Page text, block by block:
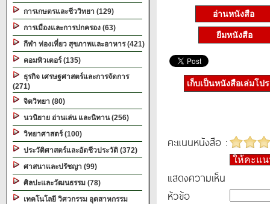
การเกษตรและชีววิทยา (129)
การเมืองและการปกครอง (63)
กีฬา ท่องเที่ยว สุขภาพและอาหาร (421)
คอมพิวเตอร์ (135)
ธุรกิจ เศรษฐศาสตร์และการจัดการ
(271)
จิตวิทยา (80)
นวนิยาย อ่านเล่น และนิทาน (256)
วิทยาศาสตร์ (100)
ประวัติศาสตร์และอัตชีวประวัติ (372)
ศาสนาและปรัชญา (99)
ศิลปะและวัฒนธรรม (78)
เทคโนโลยี วิศวกรรม อุตสาหกรรม
อ่านหนังสือ
ยืมหนังสือ
เก็บเป็นหนังสือเล่มโป
คะแนนหนังสือ :
ให้คะแ
แสดงความเห็น
หัวข้อ